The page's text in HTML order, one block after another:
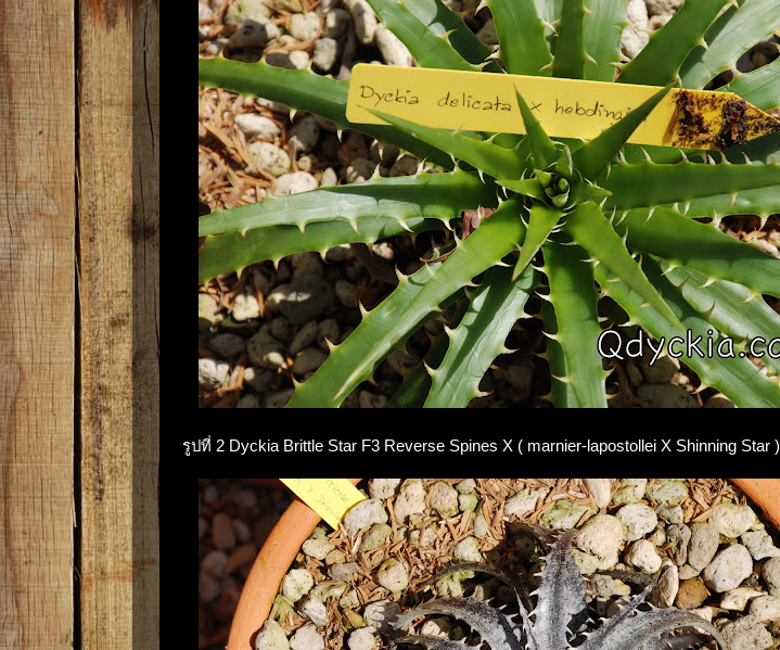
รูปที่ 2 Dyckia Brittle Star F3 Reverse Spines X ( marnier-lapostollei X Shinning Star )